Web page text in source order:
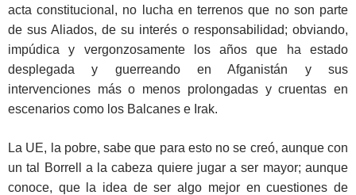
acta constitucional, no lucha en terrenos que no son parte
de sus Aliados, de su interés o responsabilidad; obviando,
impúdica y vergonzosamente los años que ha estado
desplegada y guerreando en Afganistán y sus
intervenciones más o menos prolongadas y cruentas en
escenarios como los Balcanes e Irak.
La UE, la pobre, sabe que para esto no se creó, aunque con
un tal Borrell a la cabeza quiere jugar a ser mayor; aunque
conoce, que la idea de ser algo mejor en cuestiones de